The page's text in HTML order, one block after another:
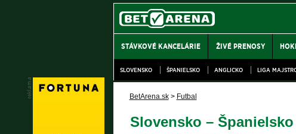
STÁVKOVÉ KANCELÁRIE ŽIVÉ PRENOSY
SLOVENSKO ŠPANIELSKO ANGLICKO LIGA
BetArena.sk > Futbal
Slovensko –